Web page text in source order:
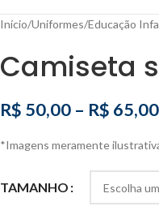
Início/Uniformes/Educação
Camiseta
R$ 50,00 – R$ 65,00
*Imagens meramente
TAMANHO